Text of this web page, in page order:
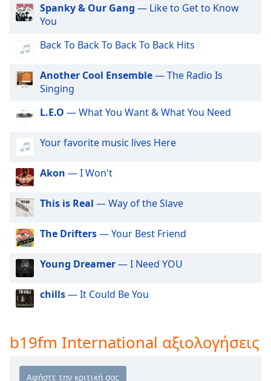
Picture-
in-
Picture
modal
window.
Escape
cancel
close
window.
Text
Color
Opacity
Spanky & Our Gang — Like to Get to Know
You
Back To Back To Back To Back Hits
Another Cool Ensemble— The Radio Is
Singing
L.E.O — What You Want & What You Need
Your favorite music lives Here
Akon — I Won't
This is Real — Way of the Slave
The Drifters— Your Best Friend
Young Dreamer— I Need YOU
chills— It Could Be You
b19fm International αξιολογήσεις